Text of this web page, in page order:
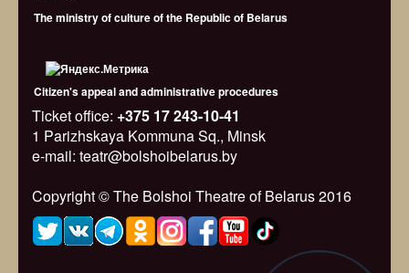
The ministry of culture of the Republic of Belarus
Citizen's appeal and administrative procedures
Ticket office: +375 17 243-10-41
1 Parizhskaya Kommuna Sq., Minsk
e-mail: teatr@bolshoibelarus.by
Copyright © The Bolshoi Theatre of Belarus 2016